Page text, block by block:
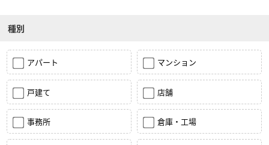
種別
アパート マンション
戸建て 店舗
事務所 倉庫・工場